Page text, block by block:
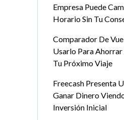
Empresa Puede
Horario Sin Tu
Comparador De
Usarlo Para
Tu Próximo Viaje
Freecash Presenta
Ganar Dinero
Inversión Inicial